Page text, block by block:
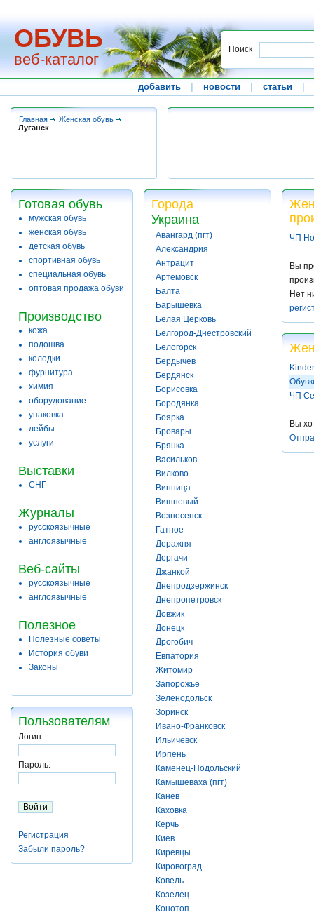
ОБУВЬ
веб-каталог
Поиск
добавить новости статьи
Главная
Женская обувь
Луганск
Готовая обувь
мужская обувь
женская обувь
детская обувь
спортивная обувь
специальная обувь
оптовая продажа обуви
Производство
кожа
подошва
колодки
фурнитура
химия
оборудование
упаковка
лейбы
услуги
Выставки
СНГ
Журналы
русскоязычные
англоязычные
Веб-сайты
русскоязычные
англоязычные
Полезное
Полезные советы
История обуви
Законы
Пользователям
Логин:
Пароль:
Регистрация
Забыли пароль?
Города
Украина
Авангард (пгт)
Александрия
Антрацит
Артемовск
Балта
Барышевка
Белая Церковь
Белгород-Днестровский
Белогорск
Бердычев
Бердянск
Борисовка
Бородянка
Боярка
Бровары
Брянка
Васильков
Вилково
Винница
Вишневый
Вознесенск
Гатное
Деражня
Дергачи
Джанкой
Днепродзержинск
Днепропетровск
Довжик
Донецк
Дрогобич
Евпатория
Житомир
Запорожье
Зеленодольск
Зоринск
Ивано-Франковск
Ильичевск
Ирпень
Каменец-Подольский
Камышеваха (пгт)
Канев
Каховка
Керчь
Киев
Киревцы
Кировоград
Ковель
Козелец
Конотоп
ЧП
Вы
Нет
ЧП
Вы